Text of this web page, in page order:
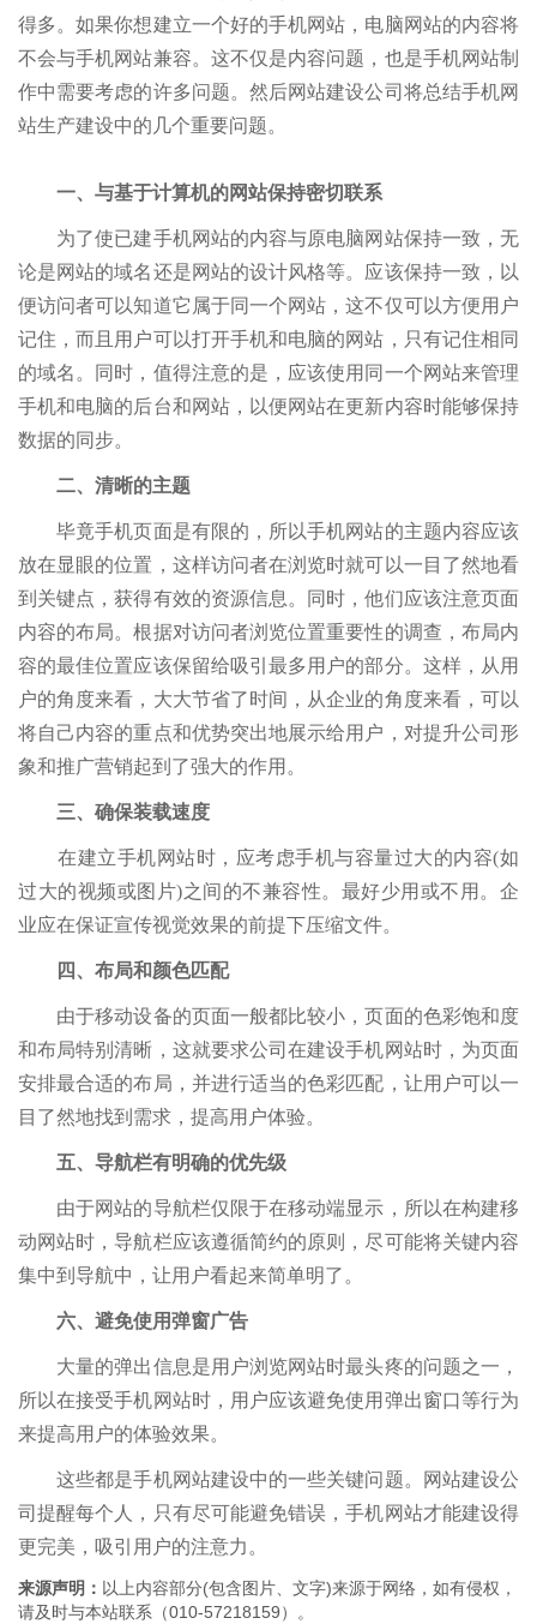
得多。如果你想建立一个好的手机网站，电脑网站的内容将
不会与手机网站兼容。这不仅是内容问题，也是手机网站制
作中需要考虑的许多问题。然后网站建设公司将总结手机网
站生产建设中的几个重要问题。
一、与基于计算机的网站保持密切联系
为了使已建手机网站的内容与原电脑网站保持一致，无
论是网站的域名还是网站的设计风格等。应该保持一致，以
便访问者可以知道它属于同一个网站，这不仅可以方便用户
记住，而且用户可以打开手机和电脑的网站，只有记住相同
的域名。同时，值得注意的是，应该使用同一个网站来管理
手机和电脑的后台和网站，以便网站在更新内容时能够保持
数据的同步。
二、清晰的主题
毕竟手机页面是有限的，所以手机网站的主题内容应该
放在显眼的位置，这样访问者在浏览时就可以一目了然地看
到关键点，获得有效的资源信息。同时，他们应该注意页面
内容的布局。根据对访问者浏览位置重要性的调查，布局内
容的最佳位置应该保留给吸引最多用户的部分。这样，从用
户的角度来看，大大节省了时间，从企业的角度来看，可以
将自己内容的重点和优势突出地展示给用户，对提升公司形
象和推广营销起到了强大的作用。
三、确保装载速度
在建立手机网站时，应考虑手机与容量过大的内容(如
过大的视频或图片)之间的不兼容性。最好少用或不用。企
业应在保证宣传视觉效果的前提下压缩文件。
四、布局和颜色匹配
由于移动设备的页面一般都比较小，页面的色彩饱和度
和布局特别清晰，这就要求公司在建设手机网站时，为页面
安排最合适的布局，并进行适当的色彩匹配，让用户可以一
目了然地找到需求，提高用户体验。
五、导航栏有明确的优先级
由于网站的导航栏仅限于在移动端显示，所以在构建移
动网站时，导航栏应该遵循简约的原则，尽可能将关键内容
集中到导航中，让用户看起来简单明了。
六、避免使用弹窗广告
大量的弹出信息是用户浏览网站时最头疼的问题之一，
所以在接受手机网站时，用户应该避免使用弹出窗口等行为
来提高用户的体验效果。
这些都是手机网站建设中的一些关键问题。网站建设公
司提醒每个人，只有尽可能避免错误，手机网站才能建设得
更完美，吸引用户的注意力。
来源声明： 以上内容部分(包含图片、文字)来源于网络，如有侵权，
请及时与本站联系（010-57218159）。